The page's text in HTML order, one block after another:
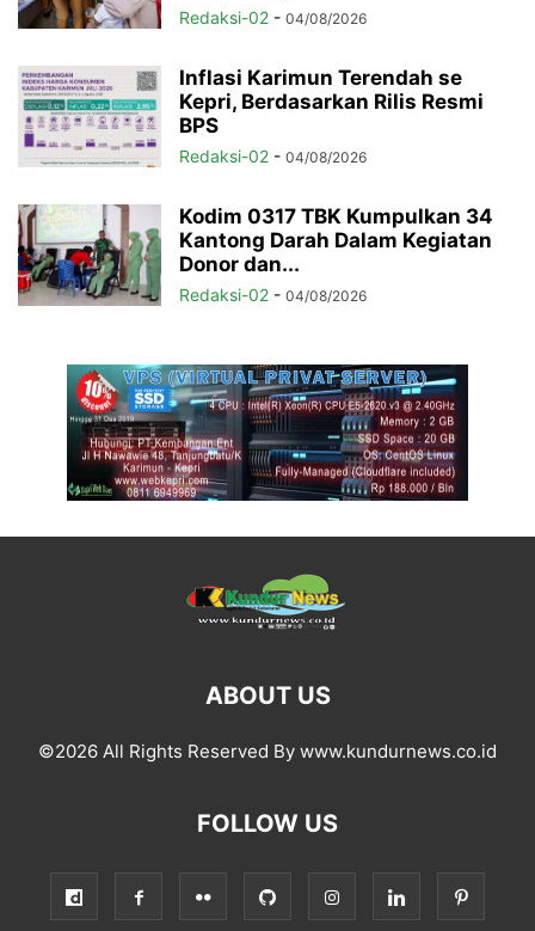
Redaksi-02 - 04/08/2026
Inflasi Karimun Terendah se
Kepri, Berdasarkan Rilis Resmi
BPS
Redaksi-02 - 04/08/2026
Kodim 0317 TBK Kumpulkan 34
Kantong Darah Dalam Kegiatan
Donor dan...
Redaksi-02 - 04/08/2026
ABOUT US
©2026 All Rights Reserved By www.kundurnews.co.id
FOLLOW US